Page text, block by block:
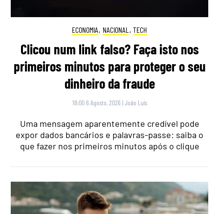
ECONOMIA, NACIONAL , TECH
Clicou num link falso? Faça isto nos
primeiros minutos para proteger o seu
dinheiro da fraude
18:00 6 Agosto, 2026 |João Luís
Uma mensagem aparentemente credível pode
expor dados bancários e palavras-passe: saiba o
que fazer nos primeiros minutos após o clique